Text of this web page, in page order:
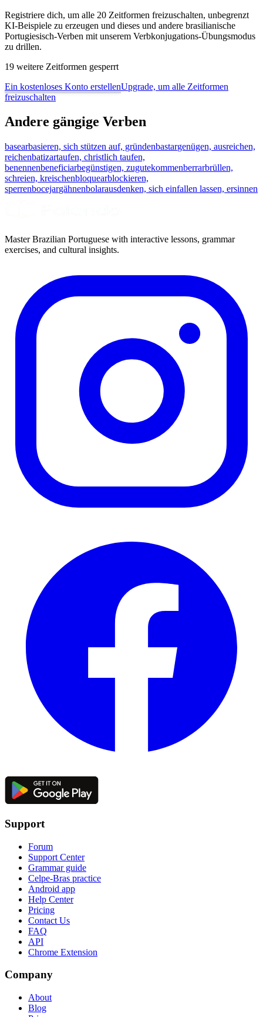
Registriere dich, um alle 20 Zeitformen freizuschalten, unbegrenzt
KI-Beispiele zu erzeugen und dieses und andere brasilianische
Portugiesisch-Verben mit unserem Verbkonjugations-Übungsmodus
zu drillen.
19 weitere Zeitformen gesperrt
Ein kostenloses Konto erstellenUpgrade, um alle Zeitformen
freizuschalten
Andere gängige Verben
basearbasieren, sich stützen auf, gründenbastargenügen, ausreichen,
reichenbatizartaufen, christlich taufen,
benennenbeneficiarbegünstigen, zugutekommenberrarbrüllen,
schreien, kreischenbloquearblockieren,
sperrenbocejargähnenbolarausdenken, sich einfallen lassen, ersinnen
Master Brazilian Portuguese with interactive lessons, grammar
exercises, and cultural insights.
Support
Forum
Support Center
Grammar guide
Celpe-Bras practice
Android app
Help Center
Pricing
Contact Us
FAQ
API
Chrome Extension
Company
About
Blog